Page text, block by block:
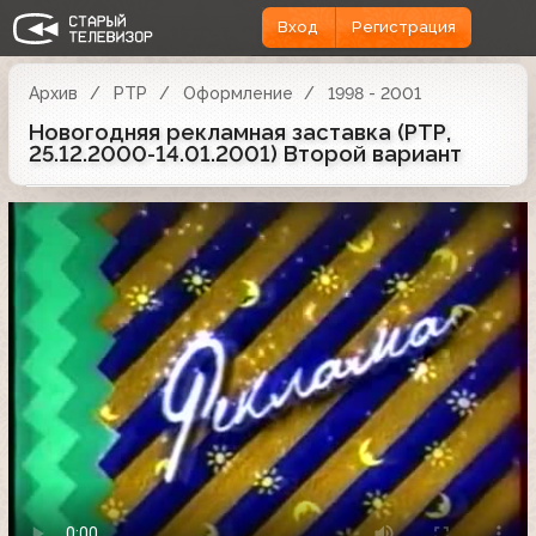
Вход Регистрация
Архив РТР Оформление 1998 - 2001
Новогодняя рекламная заставка (РТР,
25.12.2000-14.01.2001) Второй вариант